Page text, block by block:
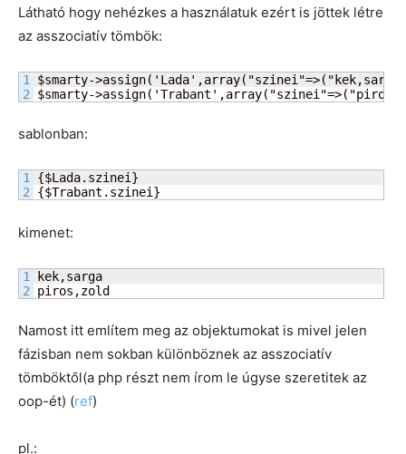
Látható hogy nehézkes a használatuk ezért is jöttek létre
az asszociatív tömbök:
1
$smarty-
$smarty-
sablonban:
1
{$Lada.szinei}
{$Trabant.szinei}
kimenet:
1
kek,sarga
piros,zold
Namost itt említem meg az objektumokat is mivel jelen
fázisban nem sokban különböznek az asszociatív
tömböktől(a php részt nem írom le úgyse szeretitek az
oop-ét) (ref)
pl.: